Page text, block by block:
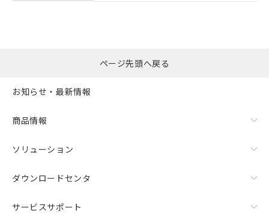
ページ先頭へ戻る
お知らせ・最新情報
商品情報
ソリューション
ダウンロードセンタ
サービスサポート